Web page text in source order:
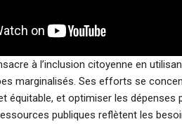
à l’inclusion citoyenne en
marginalisés. Ses efforts se
équitable, et optimiser les
publiques reflètent les